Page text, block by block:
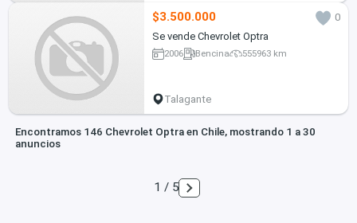
$3.500.000
0
Se vende Chevrolet Optra
2006 Bencina 555963 km
Talagante
Encontramos 146 Chevrolet Optra en Chile, mostrando 1 a 30
anuncios
1 / 5